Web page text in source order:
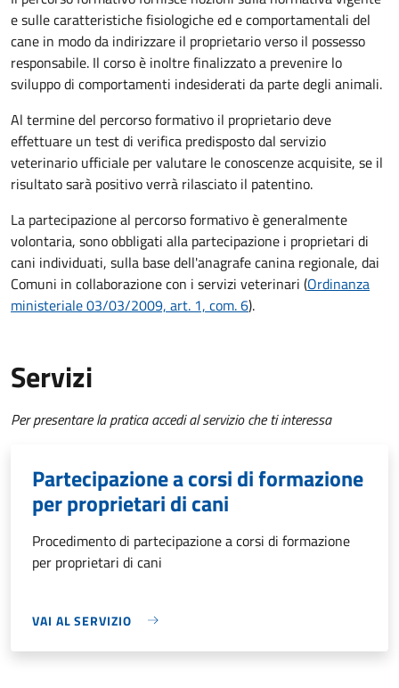
e sulle caratteristiche fisiologiche ed e comportamentali del
cane in modo da indirizzare il proprietario verso il possesso
responsabile. Il corso è inoltre finalizzato a prevenire lo
sviluppo di comportamenti indesiderati da parte degli animali.
Al termine del percorso formativo il proprietario deve
effettuare un test di verifica predisposto dal servizio
veterinario ufficiale per valutare le conoscenze acquisite, se il
risultato sarà positivo verrà rilasciato il patentino.
La partecipazione al percorso formativo è generalmente
volontaria, sono obbligati alla partecipazione i proprietari di
cani individuati, sulla base dell'anagrafe canina regionale, dai
Comuni in collaborazione con i servizi veterinari (Ordinanza
ministeriale 03/03/2009, art. 1, com. 6).
Servizi
Per presentare la pratica accedi al servizio che ti interessa
Partecipazione a corsi di formazione
per proprietari di cani
Procedimento di partecipazione a corsi di formazione
per proprietari di cani
VAI AL SERVIZIO